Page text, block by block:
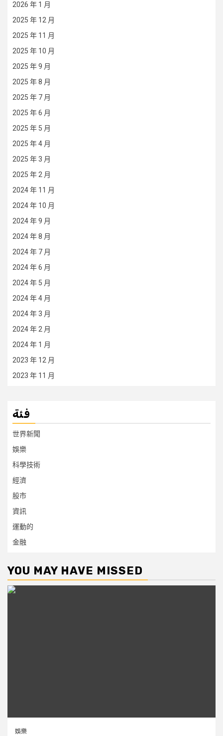
2026 年 1 月
2025 年 12 月
2025 年 11 月
2025 年 10 月
2025 年 9 月
2025 年 8 月
2025 年 7 月
2025 年 6 月
2025 年 5 月
2025 年 4 月
2025 年 3 月
2025 年 2 月
2024 年 11 月
2024 年 10 月
2024 年 9 月
2024 年 8 月
2024 年 7 月
2024 年 6 月
2024 年 5 月
2024 年 4 月
2024 年 3 月
2024 年 2 月
2024 年 1 月
2023 年 12 月
2023 年 11 月
فئة
世界新聞
娛樂
科學技術
經濟
股市
資訊
運動的
金融
YOU MAY HAVE MISSED
娛樂